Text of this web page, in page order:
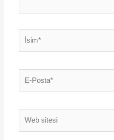
Posta*
sitesi